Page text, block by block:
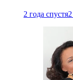
2 года спустя